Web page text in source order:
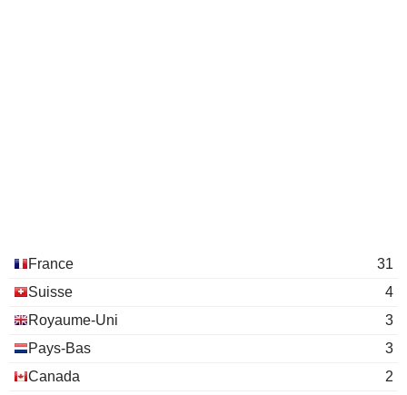
France
31
Suisse
4
Royaume-Uni
3
Pays-Bas
3
Canada
2